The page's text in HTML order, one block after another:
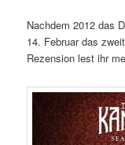
Nachdem 2012 das
14. Februar das
Rezension lest ihr